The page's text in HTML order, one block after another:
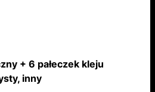
+ 6 pałeczek kleju
inny